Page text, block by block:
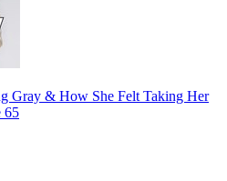
Gray & How She Felt Taking Her
65